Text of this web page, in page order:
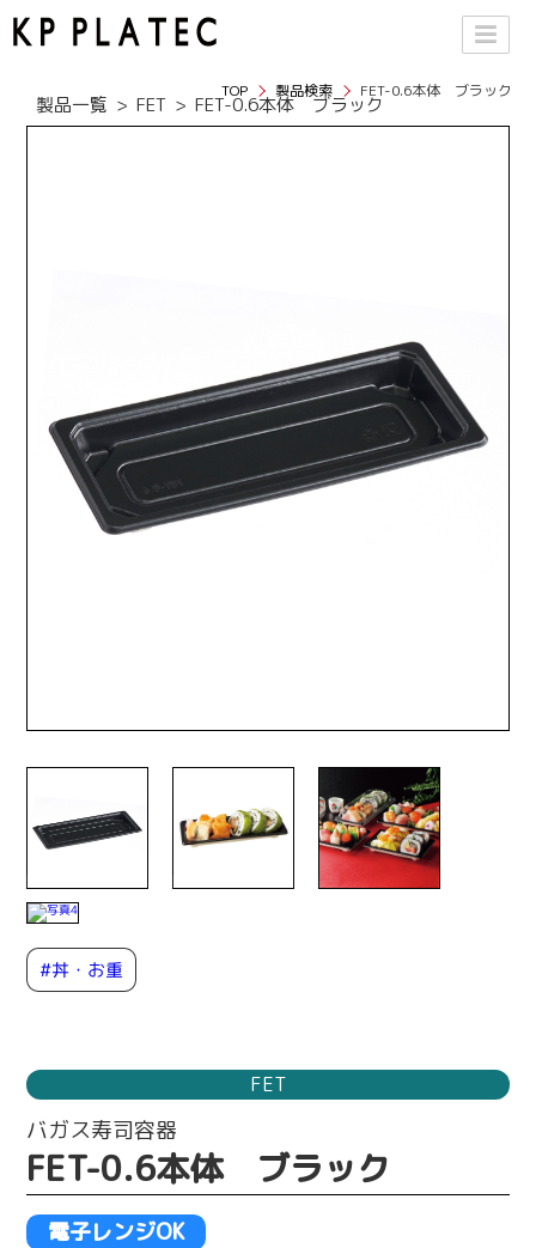
TOP 製品検索 FET-0.6本体 ブラック
製品一覧 FET FET-0.6本体 ブラック
#丼・お重
FET
バガス寿司容器
FET-0.6本体 ブラック
電子レンジOK